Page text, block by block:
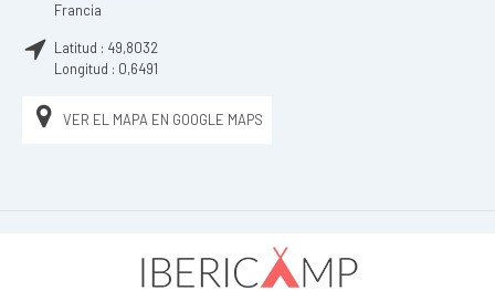
Francia
Latitud : 49,8032
Longitud : 0,6491
VER EL MAPA EN GOOGLE MAPS